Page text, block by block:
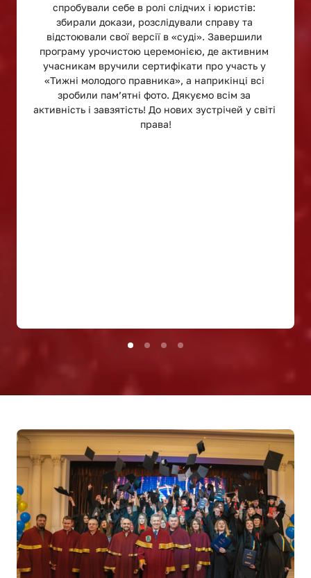
спробували себе в ролі слідчих і юристів:
збирали докази, розслідували справу та
відстоювали свої версії в «суді». Завершили
програму урочистою церемонією, де активним
учасникам вручили сертифікати про участь у
«Тижні молодого правника», а наприкінці всі
зробили пам’ятні фото. Дякуємо всім за
активність і завзятість! До нових зустрічей у світі
права!